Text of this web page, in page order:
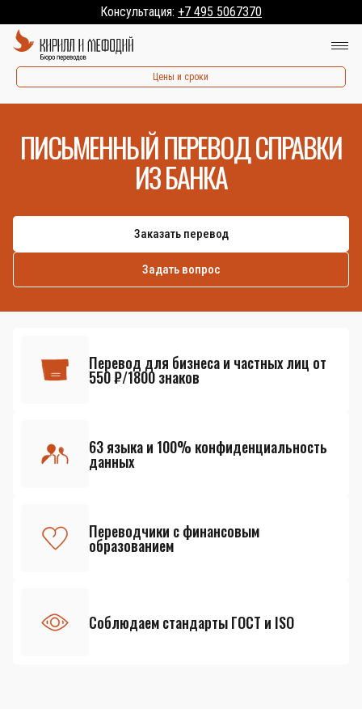
Консультация: +7 495 5067370
Цены и сроки
ПИСЬМЕННЫЙ ПЕРЕВОД СПРАВКИ
ИЗ БАНКА
Заказать перевод
Задать вопрос
Перевод для бизнеса и частных лиц от
550 ₽/1800 знаков
63 языка и 100% конфиденциальность
данных
Переводчики с финансовым
образованием
Соблюдаем стандарты ГОСТ и ISO